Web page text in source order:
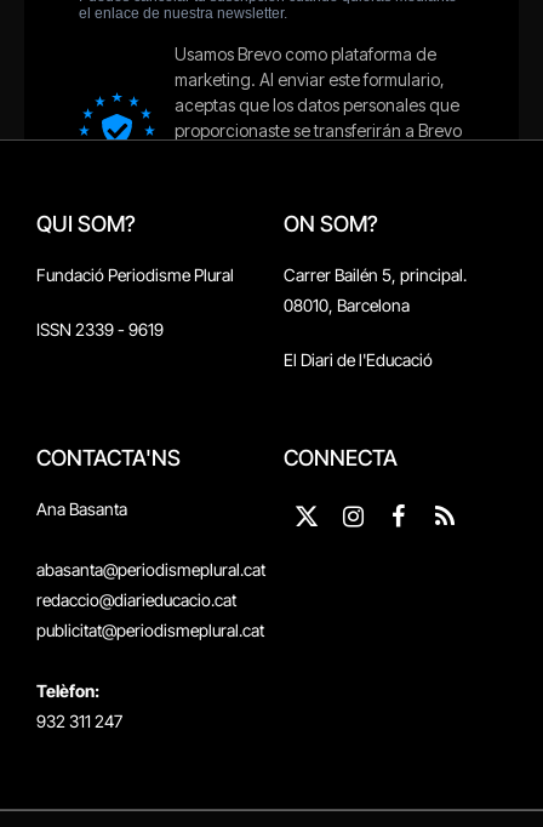
QUI SOM?
Fundació Periodisme Plural
ISSN 2339 - 9619
ON SOM?
Carrer Bailén 5, principal.
08010, Barcelona
El Diari de l'Educació
CONTACTA'NS
Ana Basanta
abasanta@periodismeplural.cat
redaccio@diarieducacio.cat
publicitat@periodismeplural.cat
Telèfon:
932 311 247
CONNECTA
X
Instagram
Facebook
RSS